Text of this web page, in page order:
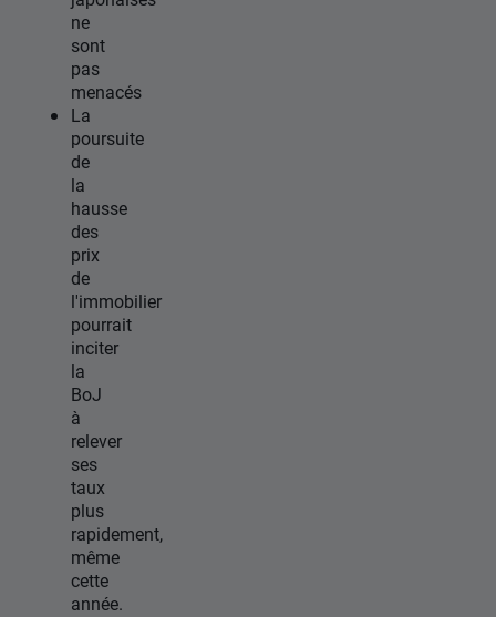
ne
sont
pas
menacés
La
poursuite
de
la
hausse
des
prix
de
l'immobilier
pourrait
inciter
la
BoJ
à
relever
ses
taux
plus
rapidement,
même
cette
année.